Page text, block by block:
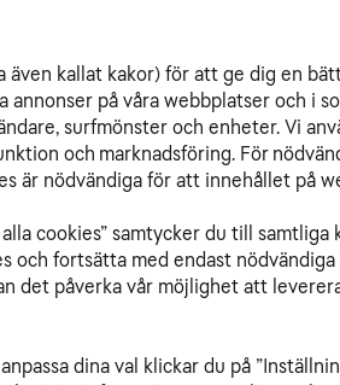
av att vi saknar roamingavtal
även kallat kakor) för att ge dig en
på våra webbplatser och i
surfmönster och enheter. Vi
och marknadsföring. För
är nödvändiga för att innehållet på
cookies” samtycker du till samtliga
och fortsätta med endast
det påverka vår möjlighet att
dina val klickar du på